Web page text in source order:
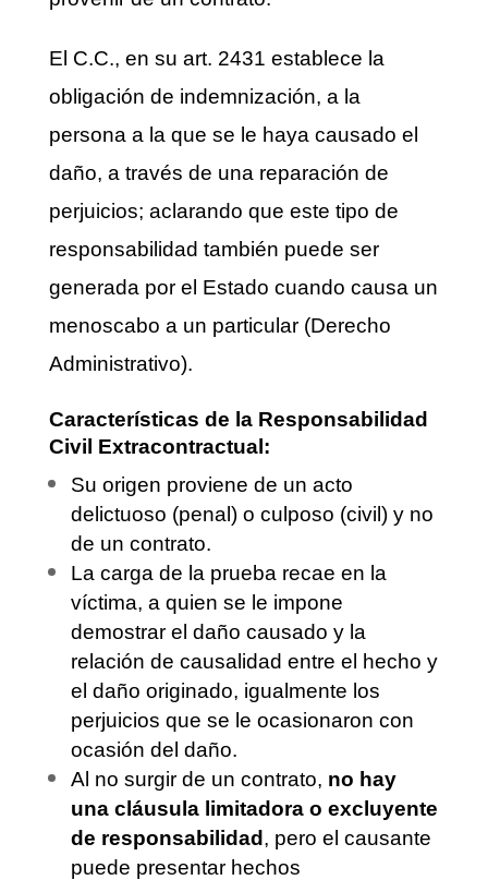
El C.C., en su art. 2431 establece la
obligación de indemnización, a la
persona a la que se le haya causado el
daño, a través de una reparación de
perjuicios; aclarando que este tipo de
responsabilidad también puede ser
generada por el Estado cuando causa un
menoscabo a un particular (Derecho
Administrativo).
Características de la Responsabilidad
Civil Extracontractual:
Su origen proviene de un acto
delictuoso (penal) o culposo (civil) y no
de un contrato.
La carga de la prueba recae en la
víctima, a quien se le impone
demostrar el daño causado y la
relación de causalidad entre el hecho y
el daño originado, igualmente los
perjuicios que se le ocasionaron con
ocasión del daño.
Al no surgir de un contrato, no hay
una cláusula limitadora o excluyente
de responsabilidad, pero el causante
puede presentar hechos